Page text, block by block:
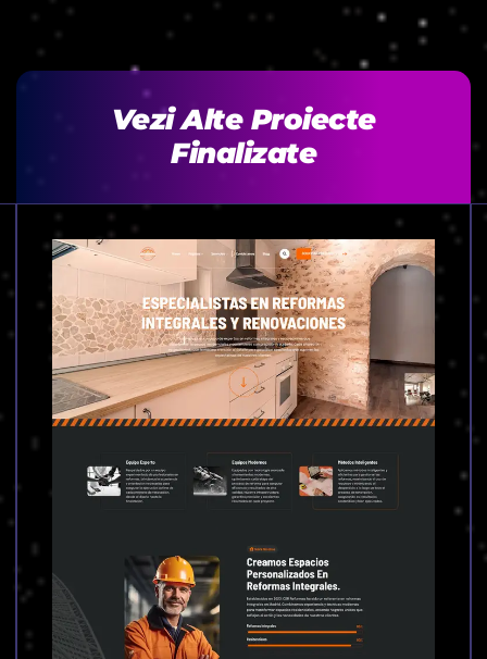
Vezi Alte Proiecte
Finalizate